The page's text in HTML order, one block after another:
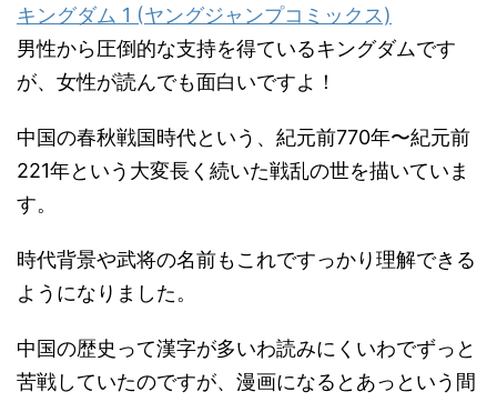
キングダム 1 (ヤングジャンプコミックス)
男性から圧倒的な支持を得ているキングダムです
が、女性が読んでも面白いですよ！
中国の春秋戦国時代という、紀元前770年〜紀元前
221年という大変長く続いた戦乱の世を描いていま
す。
時代背景や武将の名前もこれですっかり理解できる
ようになりました。
中国の歴史って漢字が多いわ読みにくいわでずっと
苦戦していたのですが、漫画になるとあっという間